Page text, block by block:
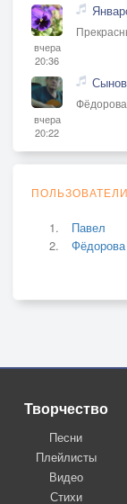
вчера
20:36
вчера
20:22
Павел
Творчество
Песни
Плейлисты
Видео
Стихи